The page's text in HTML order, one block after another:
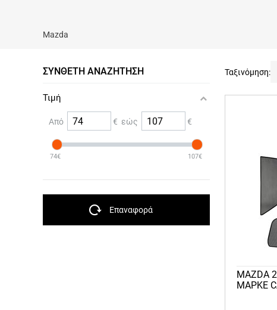
Mazda
ΣΎΝΘΕΤΗ ΑΝΑΖΉΤΗΣΗ
Τιμή
Από € εώς €
74€ 107€
Επαναφορά
Ταξινόμηση:
MAZDA
ΜΑΡΚΕ